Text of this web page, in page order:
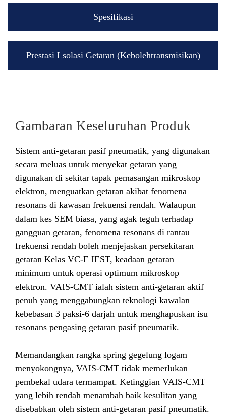
Spesifikasi
Prestasi Lsolasi Getaran (Kebolehtransmisikan)
Gambaran Keseluruhan Produk
Sistem anti-getaran pasif pneumatik, yang digunakan
secara meluas untuk menyekat getaran yang
digunakan di sekitar tapak pemasangan mikroskop
elektron, menguatkan getaran akibat fenomena
resonans di kawasan frekuensi rendah. Walaupun
dalam kes SEM biasa, yang agak teguh terhadap
gangguan getaran, fenomena resonans di rantau
frekuensi rendah boleh menjejaskan persekitaran
getaran Kelas VC-E IEST, keadaan getaran
minimum untuk operasi optimum mikroskop
elektron. VAIS-CMT ialah sistem anti-getaran aktif
penuh yang menggabungkan teknologi kawalan
kebebasan 3 paksi-6 darjah untuk menghapuskan isu
resonans pengasing getaran pasif pneumatik.
Memandangkan rangka spring gegelung logam
menyokongnya, VAIS-CMT tidak memerlukan
pembekal udara termampat. Ketinggian VAIS-CMT
yang lebih rendah menambah baik kesulitan yang
disebabkan oleh sistem anti-getaran pasif pneumatik.